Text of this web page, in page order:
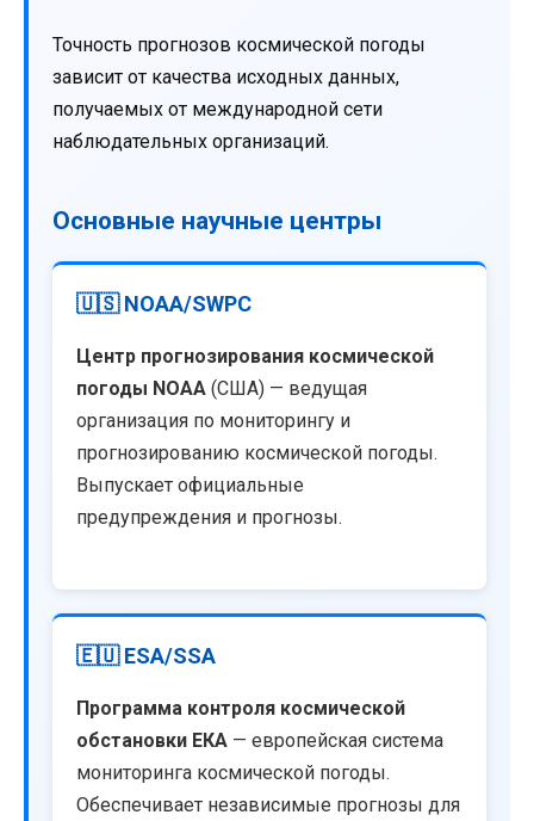
Точность прогнозов космической погоды
зависит от качества исходных данных,
получаемых от международной сети
наблюдательных организаций.
Основные научные центры
🇺🇸 NOAA/SWPC
Центр прогнозирования космической
погоды NOAA (США) — ведущая
организация по мониторингу и
прогнозированию космической погоды.
Выпускает официальные
предупреждения и прогнозы.
🇪🇺 ESA/SSA
Программа контроля космической
обстановки ЕКА — европейская система
мониторинга космической погоды.
Обеспечивает независимые прогнозы для